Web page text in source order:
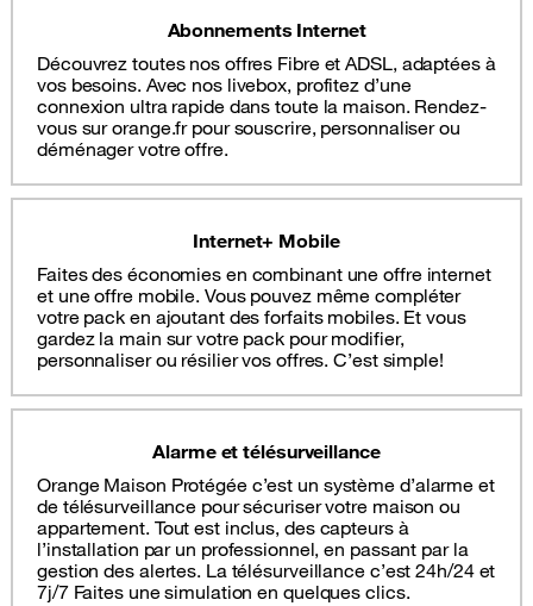
Abonnements Internet
Découvrez toutes nos offres Fibre et ADSL, adaptées à
vos besoins. Avec nos livebox, profitez d’une
connexion ultra rapide dans toute la maison. Rendez-
vous sur orange.fr pour souscrire, personnaliser ou
déménager votre offre.
Internet+ Mobile
Faites des économies en combinant une offre internet
et une offre mobile. Vous pouvez même compléter
votre pack en ajoutant des forfaits mobiles. Et vous
gardez la main sur votre pack pour modifier,
personnaliser ou résilier vos offres. C’est simple!
Alarme et télésurveillance
Orange Maison Protégée c’est un système d’alarme et
de télésurveillance pour sécuriser votre maison ou
appartement. Tout est inclus, des capteurs à
l’installation par un professionnel, en passant par la
gestion des alertes. La télésurveillance c’est 24h/24 et
7j/7 Faites une simulation en quelques clics.